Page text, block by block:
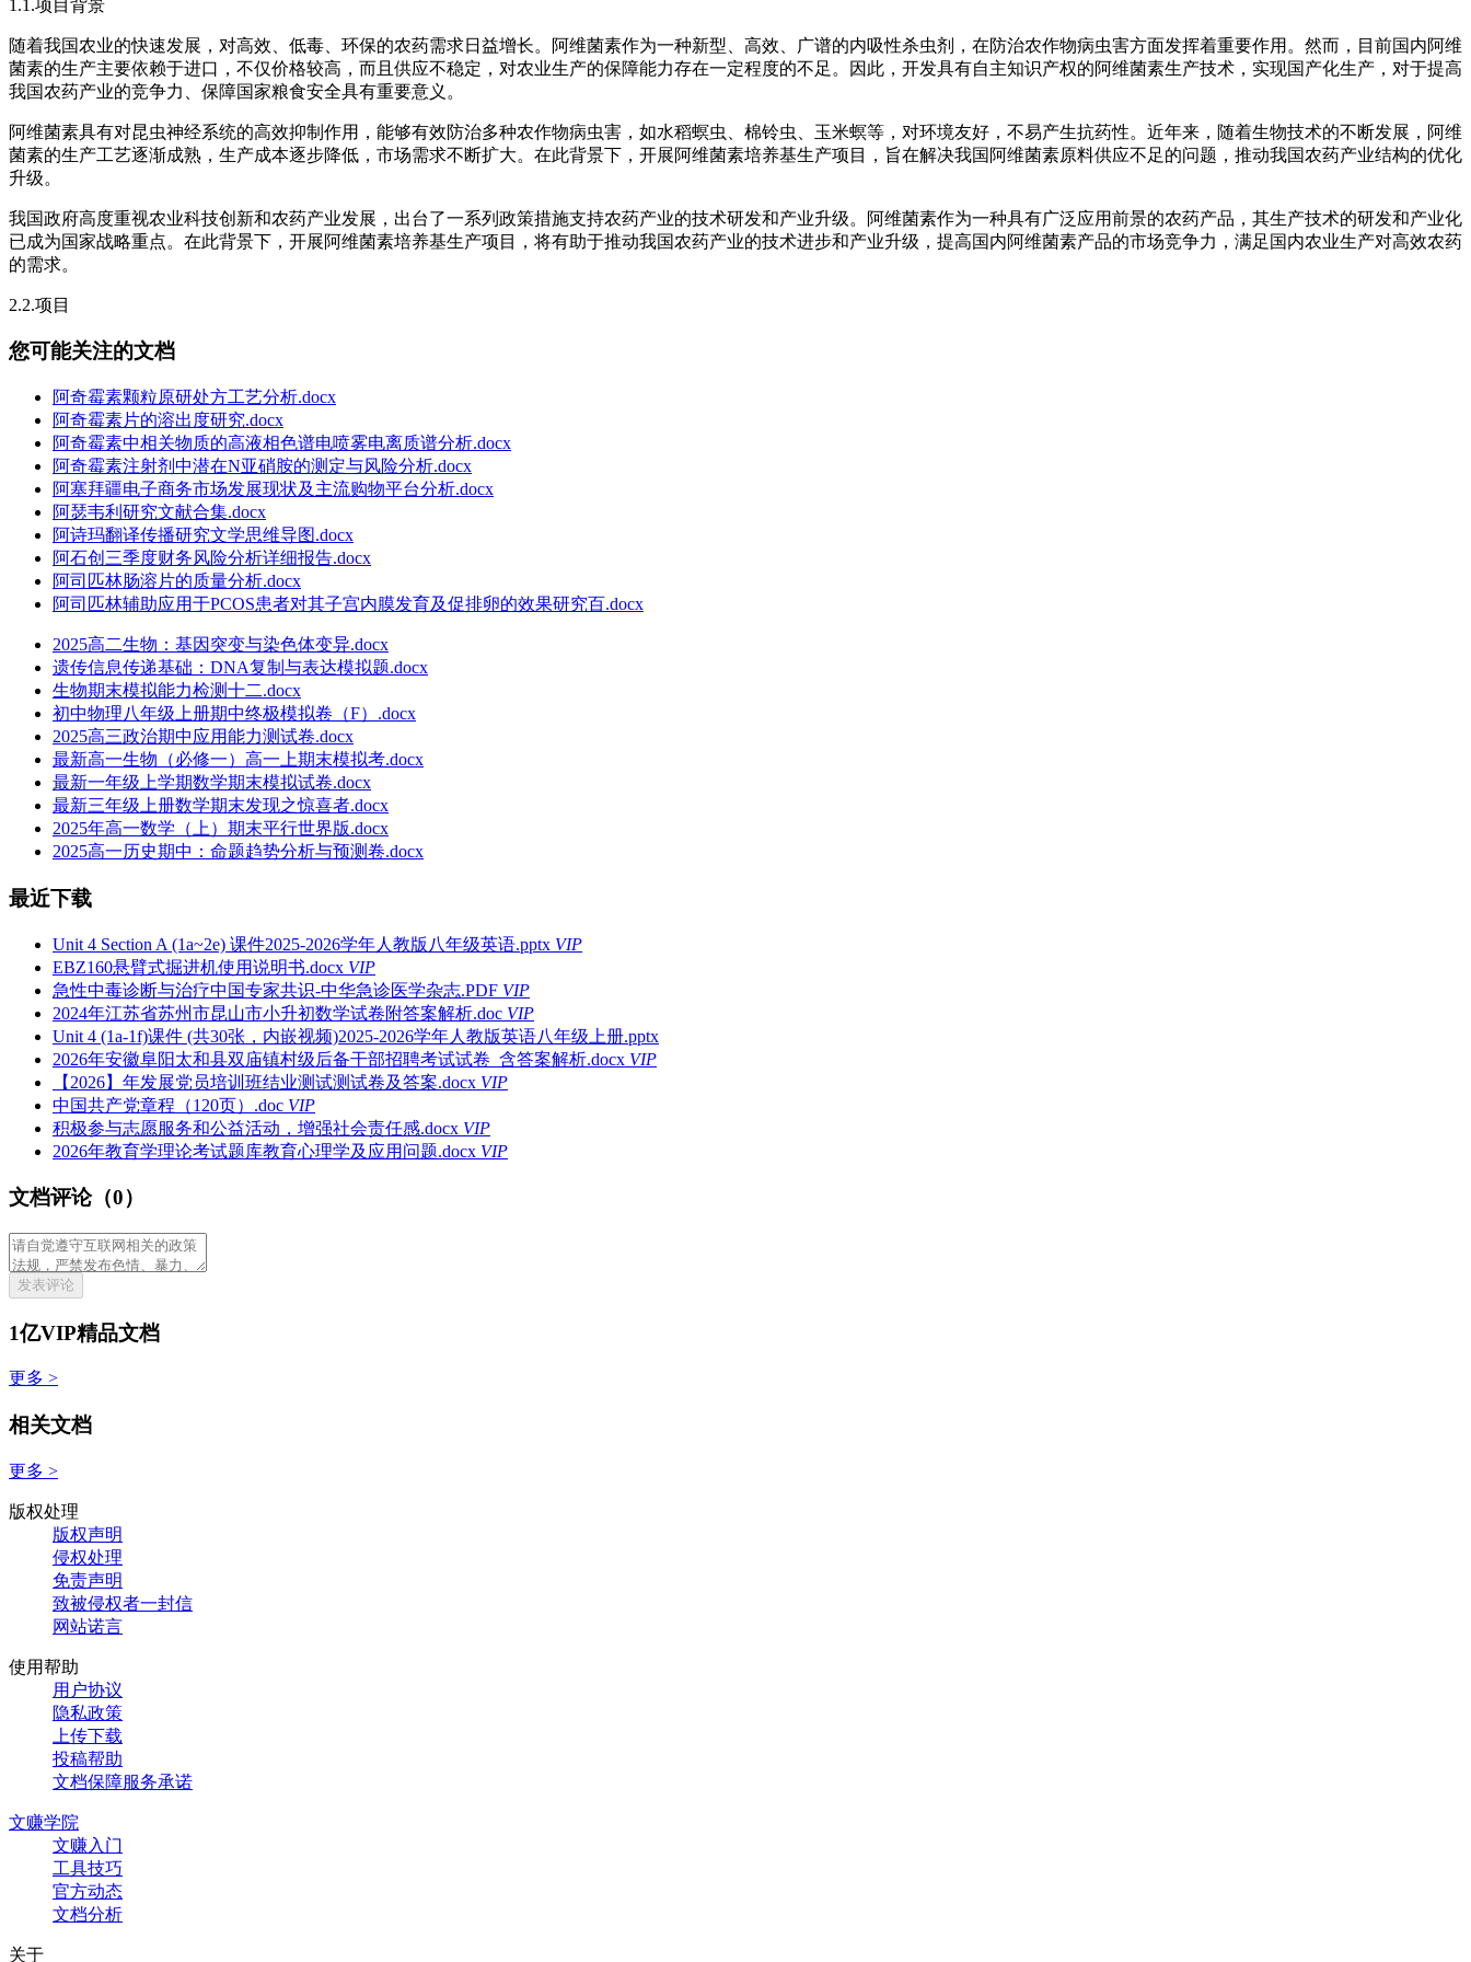
1.1.项目背景
随着我国农业的快速发展，对高效、低毒、环保的农药需求日益增长。阿维菌素作为一种新型、高效、广谱的内吸性杀虫剂，在防治农作物病虫害方面发挥着重要作用。然而，目前国内阿维
菌素的生产主要依赖于进口，不仅价格较高，而且供应不稳定，对农业生产的保障能力存在一定程度的不足。因此，开发具有自主知识产权的阿维菌素生产技术，实现国产化生产，对于提高
我国农药产业的竞争力、保障国家粮食安全具有重要意义。
阿维菌素具有对昆虫神经系统的高效抑制作用，能够有效防治多种农作物病虫害，如水稻螟虫、棉铃虫、玉米螟等，对环境友好，不易产生抗药性。近年来，随着生物技术的不断发展，阿维
菌素的生产工艺逐渐成熟，生产成本逐步降低，市场需求不断扩大。在此背景下，开展阿维菌素培养基生产项目，旨在解决我国阿维菌素原料供应不足的问题，推动我国农药产业结构的优化
升级。
我国政府高度重视农业科技创新和农药产业发展，出台了一系列政策措施支持农药产业的技术研发和产业升级。阿维菌素作为一种具有广泛应用前景的农药产品，其生产技术的研发和产业化
已成为国家战略重点。在此背景下，开展阿维菌素培养基生产项目，将有助于推动我国农药产业的技术进步和产业升级，提高国内阿维菌素产品的市场竞争力，满足国内农业生产对高效农药
的需求。
2.2.项目
您可能关注的文档
阿奇霉素颗粒原研处方工艺分析.docx
阿奇霉素片的溶出度研究.docx
阿奇霉素中相关物质的高液相色谱电喷雾电离质谱分析.docx
阿奇霉素注射剂中潜在N亚硝胺的测定与风险分析.docx
阿塞拜疆电子商务市场发展现状及主流购物平台分析.docx
阿瑟韦利研究文献合集.docx
阿诗玛翻译传播研究文学思维导图.docx
阿石创三季度财务风险分析详细报告.docx
阿司匹林肠溶片的质量分析.docx
阿司匹林辅助应用于PCOS患者对其子宫内膜发育及促排卵的效果研究百.docx
2025高二生物：基因突变与染色体变异.docx
遗传信息传递基础：DNA复制与表达模拟题.docx
生物期末模拟能力检测十二.docx
初中物理八年级上册期中终极模拟卷（F）.docx
2025高三政治期中应用能力测试卷.docx
最新高一生物（必修一）高一上期末模拟考.docx
最新一年级上学期数学期末模拟试卷.docx
最新三年级上册数学期末发现之惊喜者.docx
2025年高一数学（上）期末平行世界版.docx
2025高一历史期中：命题趋势分析与预测卷.docx
最近下载
Unit 4 Section A (1a~2e) 课件2025-2026学年人教版八年级英语.pptx VIP
EBZ160悬臂式掘进机使用说明书.docx VIP
急性中毒诊断与治疗中国专家共识-中华急诊医学杂志.PDF VIP
2024年江苏省苏州市昆山市小升初数学试卷附答案解析.doc VIP
Unit 4 (1a-1f)课件 (共30张，内嵌视频)2025-2026学年人教版英语八年级上册.pptx
2026年安徽阜阳太和县双庙镇村级后备干部招聘考试试卷_含答案解析.docx VIP
【2026】年发展党员培训班结业测试测试卷及答案.docx VIP
中国共产党章程（120页）.doc VIP
积极参与志愿服务和公益活动，增强社会责任感.docx VIP
2026年教育学理论考试题库教育心理学及应用问题.docx VIP
文档评论（0）
发表评论
1亿VIP精品文档
更多 >
相关文档
更多 >
版权处理
版权声明
侵权处理
免责声明
致被侵权者一封信
网站诺言
使用帮助
用户协议
隐私政策
上传下载
投稿帮助
文档保障服务承诺
文赚学院
文赚入门
工具技巧
官方动态
文档分析
关于